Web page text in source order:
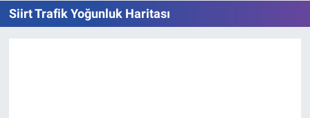
Siirt Trafik Yoğunluk Haritası
ERZİNCAN FOTOĞRAFLARI